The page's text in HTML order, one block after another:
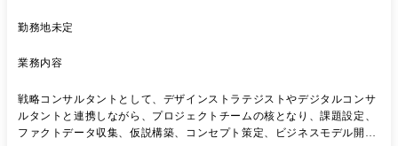
勤務地未定
業務内容
戦略コンサルタントとして、デザインストラテジストやデジタルコンサ
ルタントと連携しながら、プロジェクトチームの核となり、課題設定、
ファクトデータ収集、仮説構築、コンセプト策定、ビジネスモデル開